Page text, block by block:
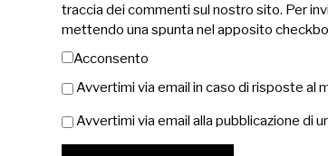
traccia dei commenti sul nostro sito. Per
mettendo una spunta nel apposito
Acconsento
Avvertimi via email in caso di risposte al
Avvertimi via email alla pubblicazione di